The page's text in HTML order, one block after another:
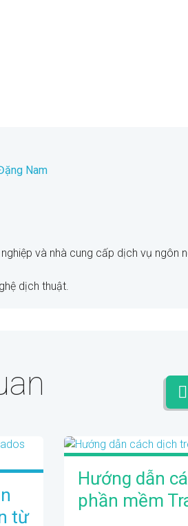
Nam
và nhà cung cấp dịch vụ ngôn
dịch thuật.
từ
Hướng dẫn
phần mềm